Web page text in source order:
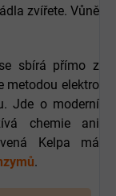
zvířete. Vůně
sbírá přímo z
metodou elektro
Jde o moderní
chemie ani
Kelpa má
.